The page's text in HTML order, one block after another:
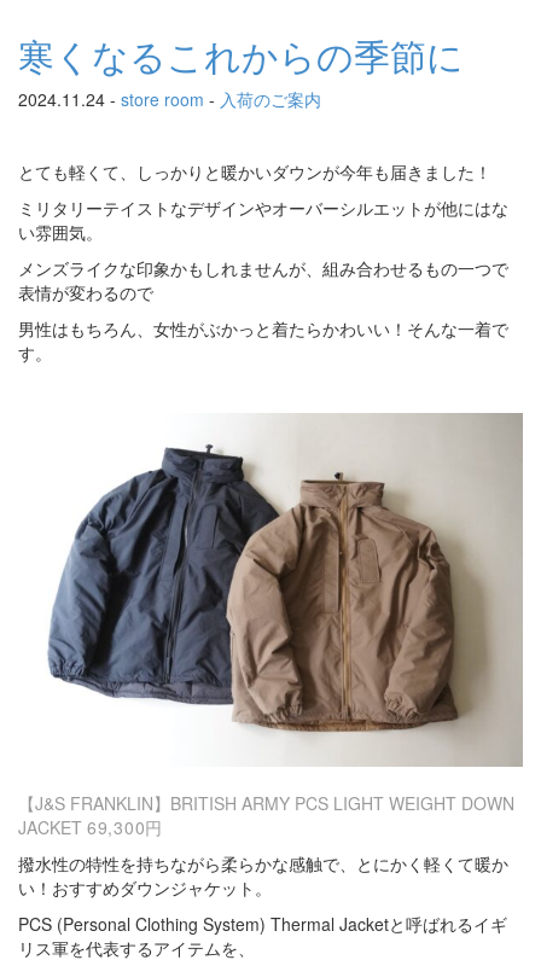
寒くなるこれからの季節に
2024.11.24 - store room - 入荷のご案内
とても軽くて、しっかりと暖かいダウンが今年も届きました！
ミリタリーテイストなデザインやオーバーシルエットが他にはな
い雰囲気。
メンズライクな印象かもしれませんが、組み合わせるもの一つで
表情が変わるので
男性はもちろん、女性がぶかっと着たらかわいい！そんな一着で
す。
【J&S FRANKLIN】BRITISH ARMY PCS LIGHT WEIGHT DOWN
JACKET 69,300円
撥水性の特性を持ちながら柔らかな感触で、とにかく軽くて暖か
い！おすすめダウンジャケット。
PCS (Personal Clothing System) Thermal Jacketと呼ばれるイギ
リス軍を代表するアイテムを、